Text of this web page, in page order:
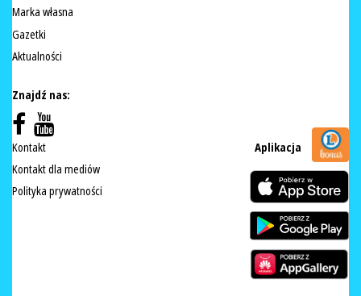
Marka własna
Gazetki
Aktualności
Znajdź nas:
Kontakt
Kontakt dla mediów
Polityka prywatności
Aplikacja